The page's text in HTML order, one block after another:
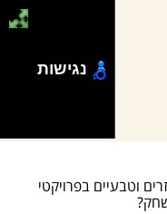
וטבעיים בפרויקטי
נגישות